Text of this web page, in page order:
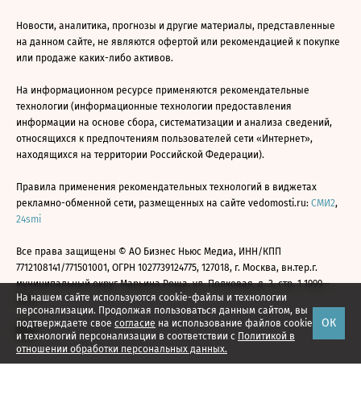
На нашем сайте используются cookie-файлы и технологии
персонализации. Продолжая пользоваться данным сайтом, вы
подтверждаете свое согласие на использование файлов cookie
и технологий персонализации в соответствии с Политикой в
отношении обработки персональных данных.
ОК
Новости, аналитика, прогнозы и другие материалы, представленные
на данном сайте, не являются офертой или рекомендацией к покупке
или продаже каких-либо активов.
На информационном ресурсе применяются рекомендательные
технологии (информационные технологии предоставления
информации на основе сбора, систематизации и анализа сведений,
относящихся к предпочтениям пользователей сети «Интернет»,
находящихся на территории Российской Федерации).
Правила применения рекомендательных технологий в виджетах
рекламно-обменной сети, размещенных на сайте vedomosti.ru: СМИ2,
24smi
Все права защищены © АО Бизнес Ньюс Медиа, ИНН/КПП
7712108141/771501001, ОГРН 1027739124775, 127018, г. Москва, вн.тер.г.
муниципальный округ Марьина Роща, ул. Полковая, д. 3, стр. 1 1999—
2026